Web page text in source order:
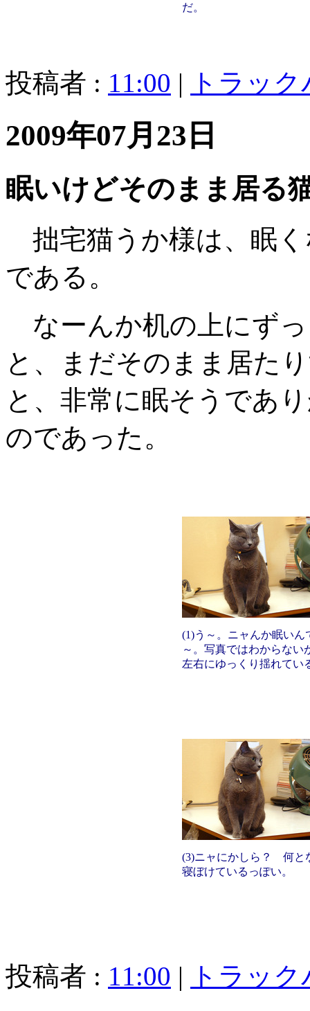
だ。
投稿者 : 11:00 | トラッ
2009年07月23日
眠いけどそのまま居る
拙宅猫うか様は、眠
である。
なーんか机の上にず
と、まだそのまま居た
と、非常に眠そうであ
のであった。
(1)う～。ニャんか眠いん
～。写真ではわからない
左右にゆっくり揺れてい
(3)ニャにかしら？ 何と
寝ぼけているっぽい。
投稿者 : 11:00 | トラッ